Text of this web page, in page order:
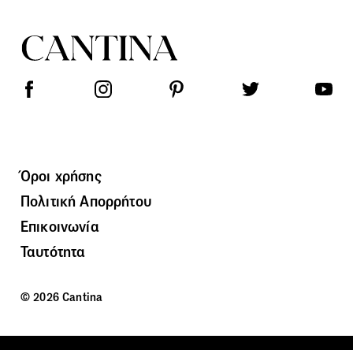
Όροι χρήσης
Πολιτική Απορρήτου
Επικοινωνία
Ταυτότητα
© 2026 Cantina